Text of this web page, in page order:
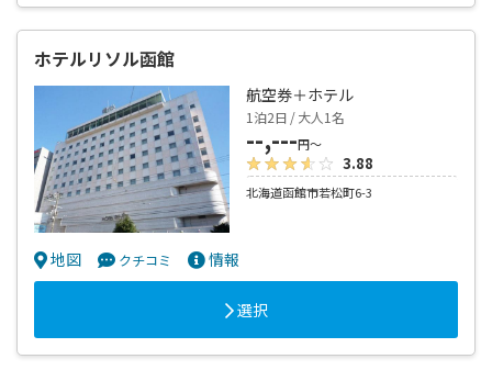
ホテルリソル函館
航空券＋ホテル
1泊2日 / 大人1名
--,---円～
3.88
北海道函館市若松町6-3
地図 クチコミ 情報
選択